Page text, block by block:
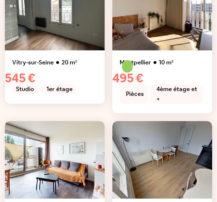
Vitry-sur-Seine 20m²
545 €
Studio 1er étage
Montpellier 10m²
495 €
Pièces
4ème étage et
+